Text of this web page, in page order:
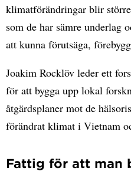
klimatförändringar blir
som de har sämre underlag
att kunna förutsäga,
Joakim Rocklöv leder ett
för att bygga upp lokal
åtgärdsplaner mot de
förändrat klimat i Vietnam
Fattig för att man